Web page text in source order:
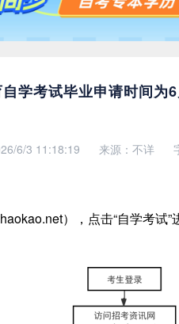
学考试毕业申请时间为
6/3 11:18:19 来源：不详
），点击“自学考试”